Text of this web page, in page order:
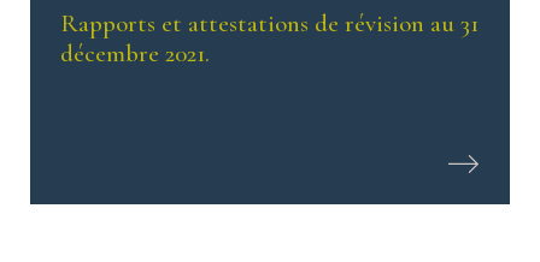
Rapports et attestations de révision au 31
décembre 2021.